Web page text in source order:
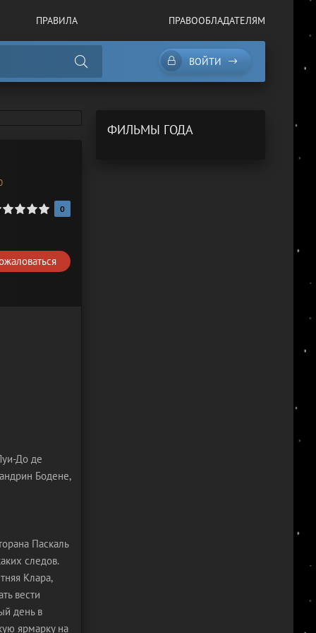
ПРАВИЛА ПРАВООБЛАДАТЕЛЯМ
ВОЙТИ
0
До де
Бодене,
Паскаль
следов.
Клара,
вести
день в
ярмарку на
ФИЛЬМЫ ГОДА